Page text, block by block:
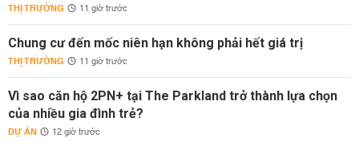
THỊ TRƯỜNG 11 giờ trước
Chung cư đến mốc niên hạn không phải hết giá trị
THỊ TRƯỜNG 11 giờ trước
Vì sao căn hộ 2PN+ tại The Parkland trở thành lựa chọn
của nhiều gia đình trẻ?
DỰ ÁN 12 giờ trước